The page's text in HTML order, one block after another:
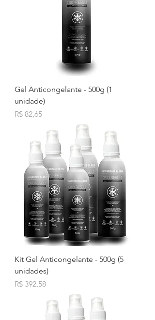
Gel Anticongelante - 500g (1
unidade)
Preço
R$ 82,65
Kit Gel Anticongelante - 500g (5
unidades)
Preço
R$ 392,58